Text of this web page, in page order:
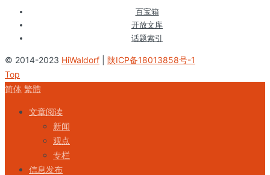
百宝箱
开放文库
话题索引
© 2014-2023 HiWaldorf
陕ICP备18013858号-1
Top
简体 繁體
文章阅读
新闻
观点
专栏
信息发布